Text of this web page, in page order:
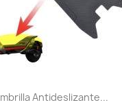
Antideslizante...